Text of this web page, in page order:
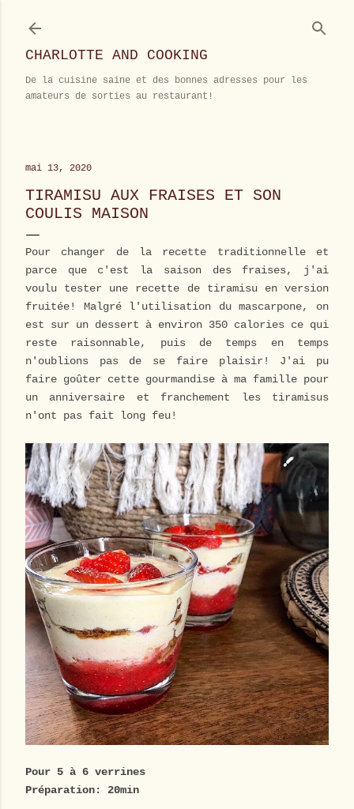
CHARLOTTE AND COOKING
De la cuisine saine et des bonnes adresses pour les
amateurs de sorties au restaurant!
mai 13, 2020
TIRAMISU AUX FRAISES ET SON
COULIS MAISON
Pour changer de la recette traditionnelle et
parce que c'est la saison des fraises, j'ai
voulu tester une recette de tiramisu en version
fruitée! Malgré l'utilisation du mascarpone, on
est sur un dessert à environ 350 calories ce qui
reste raisonnable, puis de temps en temps
n'oublions pas de se faire plaisir! J'ai pu
faire goûter cette gourmandise à ma famille pour
un anniversaire et franchement les tiramisus
n'ont pas fait long feu!
Pour 5 à 6 verrines
Préparation: 20min